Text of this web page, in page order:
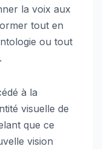
la voix aux
tout en
ou tout
à la
visuelle de
que ce
vision